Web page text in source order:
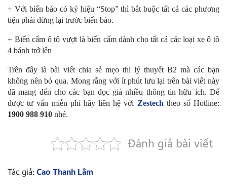
+ Với biến báo có ký hiệu “Stop” thì bắt buộc tất cả các phương
tiện phải dừng lại trước biển báo.
+ Biển cấm ô tô vượt là biển cấm dành cho tất cả các loại xe ô tô
4 bánh trở lên
Trên đây là bài viết chia sẻ mẹo thi lý thuyết B2 mà các bạn
không nên bỏ qua. Mong rằng với ít phút lưu lại trên bài viết này
đã mang đến cho các bạn đọc giả nhiều thông tin hữu ích. Để
được tư vấn miễn phí hãy liên hệ với Zestech theo số Hotline:
1900 988 910 nhé.
Đánh giá bài viết
Tác giả: Cao Thanh Lâm